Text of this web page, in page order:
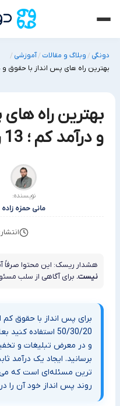
دونگی /وبلاگ و مقالات /آموزشی /
بهترین راه های پس انداز با حقوق و درآمد کم ؛ 13
بهترین راه
و درآمد کم ؛ 13 روش کاربردیش
نویسنده:
مانی حمزه زاده
انتشار: 11 نوامبر 2025
هشدار ریسک: این محتوا صرفاً
نیست. برای آگاهی از سلب
برای پس انداز با حقوق
50/30/20 استفاده
و در معرض تبلیغات و
برسانید. ایجاد یک درآمد
ترین مسئله‌ای است که
روند پس انداز خود آن را